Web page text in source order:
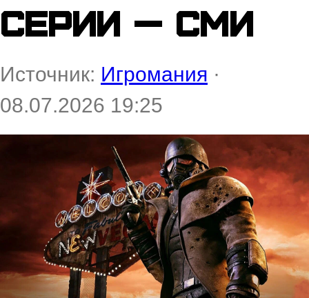
серии — СМИ
Источник: Игромания ·
08.07.2026 19:25